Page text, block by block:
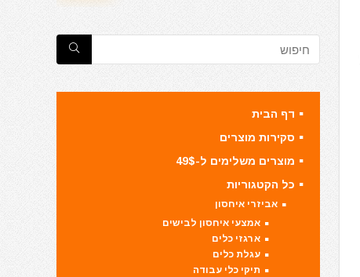
דף הבית
סקירות מוצרים
מוצרים משלימים ל-49$
כל הקטגוריות
אביזרי איחסון
אמצעי איחסון לבישים
ארגזי כלים
עגלת כלים
תיקי כלי עבודה